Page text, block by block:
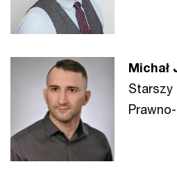
Michał
Starszy